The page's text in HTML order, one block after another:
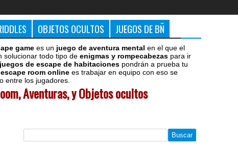
OBJETOS OCULTOS JUEGOS DE BÑ
game es un juego de aventura mental en el que el
solucionar todo tipo de enigmas y rompecabezas para ir
juegos de escape de habitaciones pondrán a prueba tu
escape room online es trabajar en equipo con eso se
entre los jugadores.
Aventuras, y Objetos ocultos